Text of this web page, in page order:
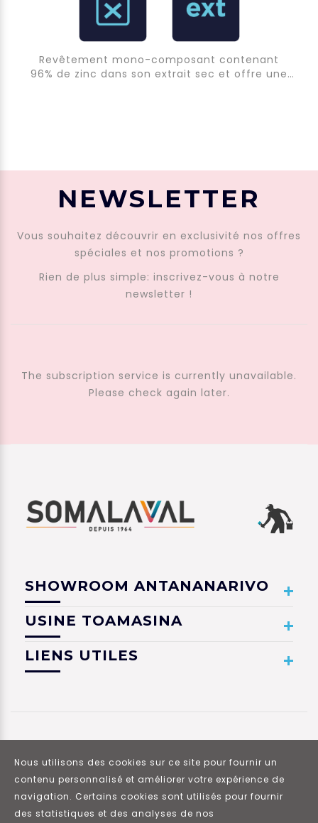
Revêtement mono-composant contenant
96% de zinc dans son extrait sec et offre une
NEWSLETTER
Vous souhaitez découvrir en exclusivité nos offres
spéciales et nos promotions ?
Rien de plus simple: inscrivez-vous à notre
newsletter !
The subscription service is currently unavailable.
Please check again later.
SHOWROOM ANTANANARIVO
USINE TOAMASINA
LIENS UTILES
© 2021 Tous droits réservés. SOMALAVAL.
Nous utilisons des cookies sur ce site pour fournir un
contenu personnalisé et améliorer votre expérience de
navigation. Certains cookies sont utilisés pour fournir
des statistiques et des analyses de nos